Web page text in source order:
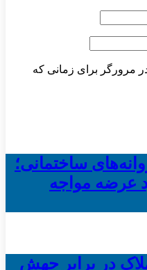
مرورگر برای زمانی که
ساختمانی؛
عرضه مواجه
در برابر جهش